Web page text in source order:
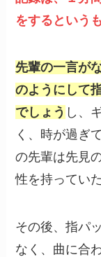
をするという
先輩の一言が
のようにして
でしょう し、
く、時が過ぎ
の先輩は先見
性を持ってい
その後、指パ
なく、曲に合